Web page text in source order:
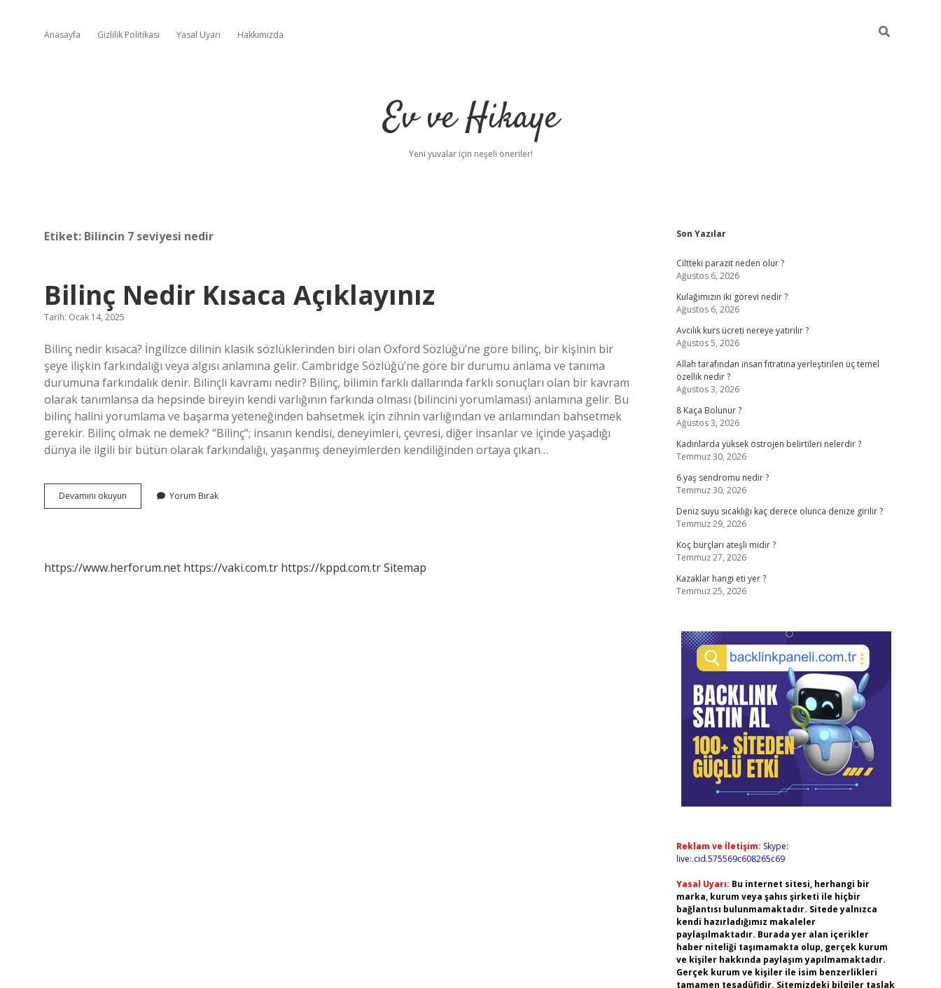
Anasayfa Gizlilik Politikası Yasal Uyarı Hakkımızda
Ev ve Hikaye
Yeni yuvalar için neşeli öneriler!
Etiket: Bilincin 7 seviyesi nedir
Bilinç Nedir Kısaca Açıklayınız
Tarih: Ocak 14, 2025
Bilinç nedir kısaca? İngilizce dilinin klasik sözlüklerinden biri olan Oxford Sözlüğü’ne göre bilinç, bir kişinin bir
şeye ilişkin farkındalığı veya algısı anlamına gelir. Cambridge Sözlüğü’ne göre bir durumu anlama ve tanıma
durumuna farkındalık denir. Bilinçli kavramı nedir? Bilinç, bilimin farklı dallarında farklı sonuçları olan bir kavram
olarak tanımlansa da hepsinde bireyin kendi varlığının farkında olması (bilincini yorumlaması) anlamına gelir. Bu
bilinç halini yorumlama ve başarma yeteneğinden bahsetmek için zihnin varlığından ve anlamından bahsetmek
gerekir. Bilinç olmak ne demek? “Bilinç”; insanın kendisi, deneyimleri, çevresi, diğer insanlar ve içinde yaşadığı
dünya ile ilgili bir bütün olarak farkındalığı, yaşanmış deneyimlerden kendiliğinden ortaya çıkan…
Devamını okuyun
Nedir
Yorum Bırak
https://www.herforum.net https://vaki.com.tr https://kppd.com.trSitemap
Sidebar
Son Yazılar
Ciltteki parazit neden olur ?
Ağustos 6, 2026
Kulağımızın iki görevi nedir ?
Ağustos 6, 2026
Avcılık kurs ücreti nereye yatırılır ?
Ağustos 5, 2026
Allah tarafından insan fıtratına yerleştirilen üç temel
özellik nedir ?
Ağustos 3, 2026
8 Kaça Bolunur ?
Ağustos 3, 2026
Kadınlarda yüksek östrojen belirtileri nelerdir ?
Temmuz 30, 2026
6 yaş sendromu nedir ?
Temmuz 30, 2026
Deniz suyu sıcaklığı kaç derece olunca denize girilir ?
Temmuz 29, 2026
Koç burçları ateşli midir ?
Temmuz 27, 2026
Kazaklar hangi eti yer ?
Temmuz 25, 2026
Reklam ve İletişim: Skype:
live:.cid.575569c608265c69
Yasal Uyarı: Bu internet sitesi, herhangi bir
marka, kurum veya şahıs şirketi ile hiçbir
bağlantısı bulunmamaktadır. Sitede yalnızca
kendi hazırladığımız makaleler
paylaşılmaktadır. Burada yer alan içerikler
haber niteliği taşımamakta olup, gerçek kurum
ve kişiler hakkında paylaşım yapılmamaktadır.
Gerçek kurum ve kişiler ile isim benzerlikleri
tamamen tesadüfidir. Sitemizdeki bilgiler taslak